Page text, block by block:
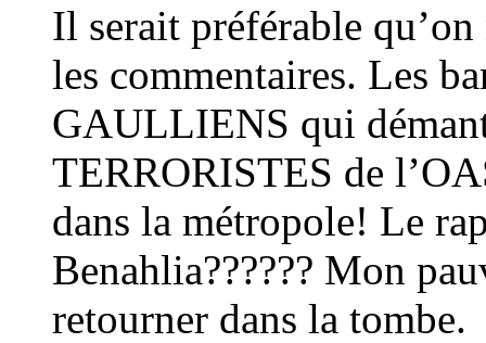
Il serait préférable
les commentaires. Les
GAULLIENS qui
TERRORISTES de
dans la métropole! Le
Benahlia?????? Mon
retourner dans la tombe.